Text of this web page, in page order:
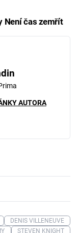
Není čas zemřít
AUTORA
DENIS VILLENEUVE
STEVEN KNIGHT